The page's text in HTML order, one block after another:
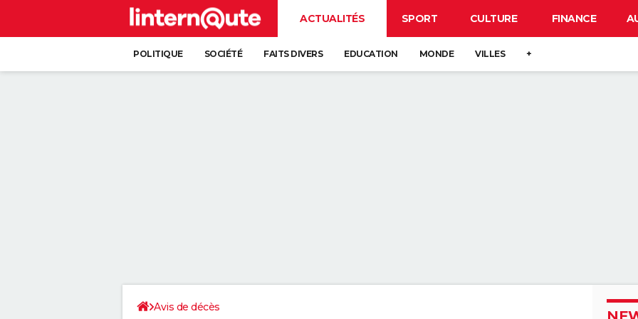
ACTUALITÉS SPORT CULTURE FINANCE
POLITIQUE SOCIÉTÉ FAITS DIVERS EDUCATION MONDE VILLES +
Avis de décès